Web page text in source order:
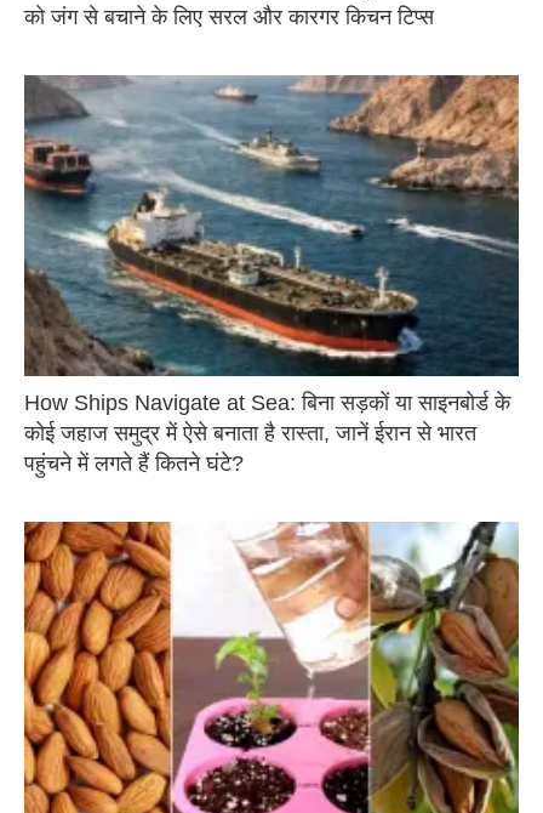
को जंग से बचाने के लिए सरल और कारगर किचन टिप्स
How Ships Navigate at Sea: बिना सड़कों या साइनबोर्ड के
कोई जहाज समुद्र में ऐसे बनाता है रास्ता, जानें ईरान से भारत
पहुंचने में लगते हैं कितने घंटे?